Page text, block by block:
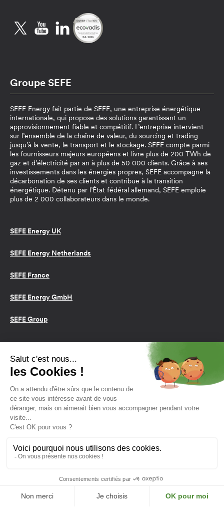
TwitterYouTubeLinkedIn
Groupe SEFE
SEFE Energy fait partie de SEFE, une entreprise énergétique
internationale, qui propose des solutions garantissant un
approvisionnement fiable et compétitif. L’entreprise intervient
sur l’ensemble de la chaîne de valeur, du sourcing et trading
jusqu’à la vente, le transport et le stockage. SEFE compte parmi
les fournisseurs majeurs européens et livre plus de 200 TWh de
gaz et d’électricité par an à plus de 50 000 clients. Grâce à ses
investissements dans les énergies propres, SEFE accompagne la
décarbonation de ses clients et contribue à la transition
énergétique. Détenu par l’État fédéral allemand, SEFE emploie
plus de 2 000 collaborateurs dans le monde.
SEFE Energy UK
SEFE Energy Netherlands
SEFE France
SEFE Energy GmbH
SEFE Group
Conditions d’utilisation
Cookies
2026 SEFE Energy159 rue Anatole France, 92309
Levallois-Perret, France
L'énergie est notre avenir, économisons-la